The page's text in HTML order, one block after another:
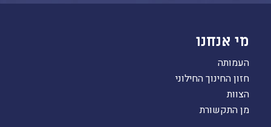
מי אנחנו
העמותה
חזון החינוך החילוני
הצוות
מן התקשורת